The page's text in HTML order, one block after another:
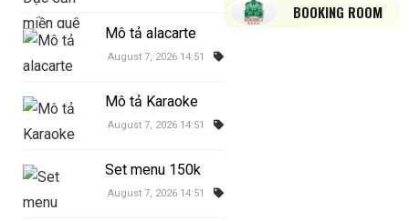
Mô tả alacarte
August 7, 2026 14:51
Mô tả Karaoke
August 7, 2026 14:51
Set menu 150k
August 7, 2026 14:51
BOOKING ROOM